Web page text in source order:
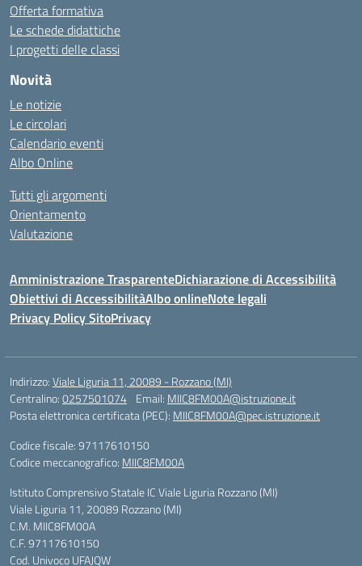
Offerta formativa
Le schede didattiche
I progetti delle classi
Novità
Le notizie
Le circolari
Calendario eventi
Albo Online
Tutti gli argomenti
Orientamento
Valutazione
Amministrazione TrasparenteDichiarazione di Accessibilità
Obiettivi di AccessibilitàAlbo onlineNote legali
Privacy Policy SitoPrivacy
Indirizzo:Viale Liguria 11, 20089 - Rozzano (MI)
Centralino:0257501074 Email: MIIC8FM00A@istruzione.it
Posta elettronica certificata (PEC): MIIC8FM00A@pec.istruzione.it
Codice fiscale: 97117610150
Codice meccanografico: MIIC8FM00A
Istituto Comprensivo Statale IC Viale Liguria Rozzano (MI)
Viale Liguria 11, 20089 Rozzano (MI)
C.M. MIIC8FM00A
C.F. 97117610150
Cod. Univoco UFAJQW